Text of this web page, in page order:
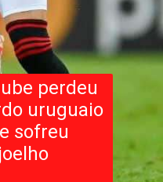
perdeu
uruguaio
sofreu